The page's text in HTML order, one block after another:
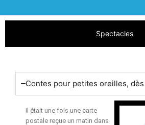
Spectacles
Contes pour petites oreilles, dès
Il était une fois une carte
postale reçue un matin dans